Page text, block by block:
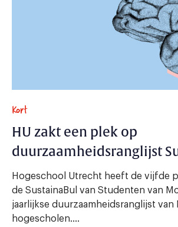
Kort
HU zakt een plek op
duurzaamheidsranglijst
Hogeschool Utrecht heeft de vijfde
de SustainaBul van Studenten van
jaarlijkse duurzaamheidsranglijst van
hogescholen....